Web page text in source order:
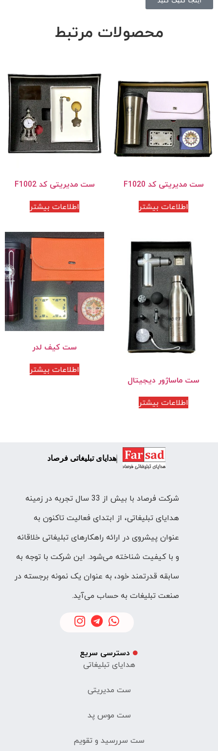
محصولات مرتبط
ست مدیریتی کد F1020
اطلاعات بیشتر
ست مدیریتی کد F1002
اطلاعات بیشتر
ست ماساژور دیجیتال
اطلاعات بیشتر
ست کیف لدر
اطلاعات بیشتر
هدایای تبلیغاتی فرصاد
شرکت فرصاد با بیش از 33 سال تجربه در زمینه
هدایای تبلیغاتی، از ابتدای فعالیت تاکنون به
عنوان پیشروی در ارائه راهکارهای تبلیغاتی خلاقانه
و با کیفیت شناخته می‌شود. این شرکت با توجه به
سابقه قدرتمند خود، به عنوان یک نمونه برجسته در
صنعت تبلیغات به حساب می‌آید.
دسترسی سریع
هدایای تبلیغاتی
ست مدیریتی
ست موس پد
ست سررسید و تقویم